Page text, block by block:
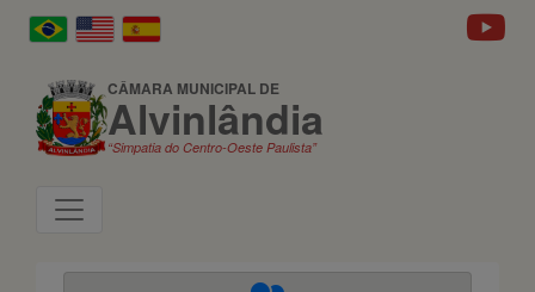
CÂMARA MUNICIPAL DE
Alvinlândia
“Simpatia do Centro-Oeste Paulista”